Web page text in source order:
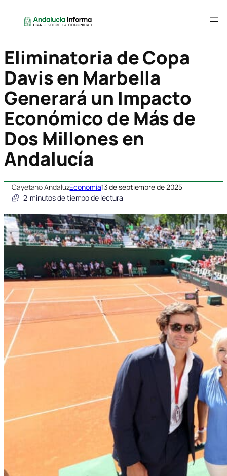
Eliminatoria de Copa
Davis en Marbella
Generará un Impacto
Económico de Más de
Dos Millones en
Andalucía
Cayetano AndaluzEconomía13 de septiembre de 2025
2 minutos de tiempo de lectura